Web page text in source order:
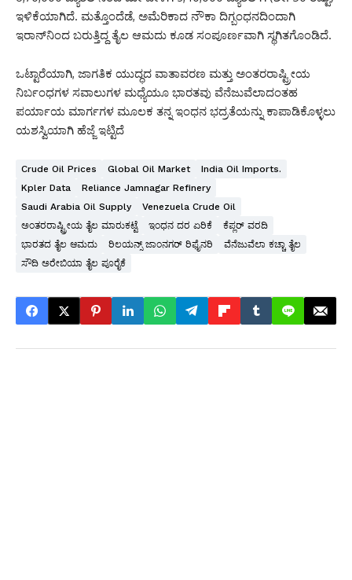
ಇಳಿಕೆಯಾಗಿದೆ. ಮತ್ತೊಂದೆಡೆ, ಅಮೆರಿಕಾದ ನೌಕಾ ದಿಗ್ಬಂಧನದಿಂದಾಗಿ
ಇರಾನ್‌ನಿಂದ ಬರುತ್ತಿದ್ದ ತೈಲ ಆಮದು ಕೂಡ ಸಂಪೂರ್ಣವಾಗಿ ಸ್ಥಗಿತಗೊಂಡಿದೆ.
ಒಟ್ಟಾರೆಯಾಗಿ, ಜಾಗತಿಕ ಯುದ್ಧದ ವಾತಾವರಣ ಮತ್ತು ಅಂತರರಾಷ್ಟ್ರೀಯ
ನಿರ್ಬಂಧಗಳ ಸವಾಲುಗಳ ಮಧ್ಯೆಯೂ ಭಾರತವು ವೆನೆಜುವೆಲಾದಂತಹ
ಪರ್ಯಾಯ ಮಾರ್ಗಗಳ ಮೂಲಕ ತನ್ನ ಇಂಧನ ಭದ್ರತೆಯನ್ನು ಕಾಪಾಡಿಕೊಳ್ಳಲು
ಯಶಸ್ವಿಯಾಗಿ ಹೆಜ್ಜೆ ಇಟ್ಟಿದೆ
Crude Oil Prices Global Oil Market
India Oil Imports.
Kpler Data
Reliance Jamnagar Refinery
Saudi Arabia Oil Supply
Venezuela Crude Oil
ಅಂತರರಾಷ್ಟ್ರೀಯ ತೈಲ ಮಾರುಕಟ್ಟೆ
ಇಂಧನ ದರ ಏರಿಕೆ
ಕೆಪ್ಲರ್ ವರದಿ
ಭಾರತದ ತೈಲ ಆಮದು
ರಿಲಯನ್ಸ್ ಜಾಂನಗರ್ ರಿಫೈನರಿ
ವೆನೆಜುವೆಲಾ ಕಚ್ಚಾ ತೈಲ
ಸೌದಿ ಅರೇಬಿಯಾ ತೈಲ ಪೂರೈಕೆ